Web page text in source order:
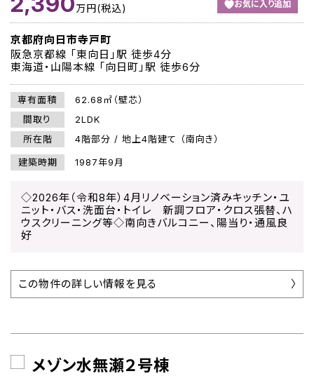
お気に入り追加
万円(税込)
京都府向日市寺戸町
阪急京都線 「東向日」駅 徒歩4分
東海道・山陽本線 「向日町」駅 徒歩6分
専有面積
62.68㎡（壁芯）
間取り
2LDK
所在階
4階部分 / 地上4階建て （南向き）
建築時期 1987年9月
◇2026年（令和8年）4月リノベーション済みキッチン・ユ
ニット・バス・洗面台・トイレ 新調フロア・クロス張替、ハ
ウスクリーニング等◇南向きバルコニー、陽当り・通風良
好
この物件の詳しい情報を見る
メゾン水無瀬２号棟